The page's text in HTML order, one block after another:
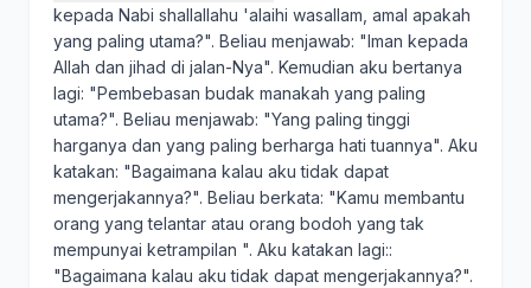
kepada Nabi shallallahu 'alaihi wasallam, amal apakah
yang paling utama?". Beliau menjawab: "Iman kepada
Allah dan jihad di jalan-Nya". Kemudian aku bertanya
lagi: "Pembebasan budak manakah yang paling
utama?". Beliau menjawab: "Yang paling tinggi
harganya dan yang paling berharga hati tuannya". Aku
katakan: "Bagaimana kalau aku tidak dapat
mengerjakannya?". Beliau berkata: "Kamu membantu
orang yang telantar atau orang bodoh yang tak
mempunyai ketrampilan ". Aku katakan lagi::
"Bagaimana kalau aku tidak dapat mengerjakannya?".